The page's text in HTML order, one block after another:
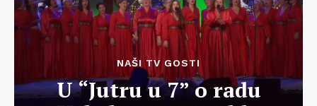
NAŠI TV GOSTI
U “Jutru u 7” o radu